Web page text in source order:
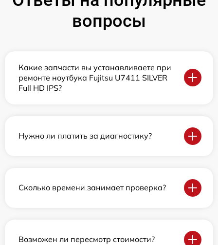
вопросы
Какие запчасти вы устанавливаете при
ремонте ноутбука Fujitsu U7411 SILVER
Full HD IPS?
Нужно ли платить за диагностику?
Сколько времени занимает проверка?
Возможен ли пересмотр стоимости?